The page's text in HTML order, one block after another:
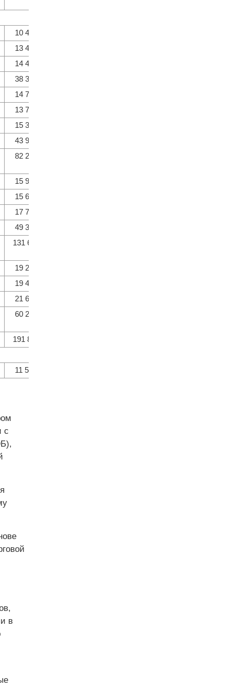
10 491
13 414
14 450
38 354
14 748
13 787
15 370
43 905
82 259
15 986
15 652
17 708
49 345
131 604
19 224
19 408
21 632
60 264
191 868
11 579
с
в